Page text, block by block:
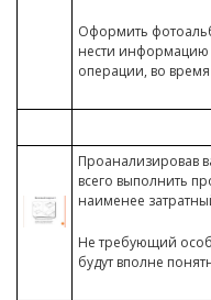
Оформить
нести информацию
операции, во
Проанализировав
всего выполнить
наименее
Не требующий
будут вполне